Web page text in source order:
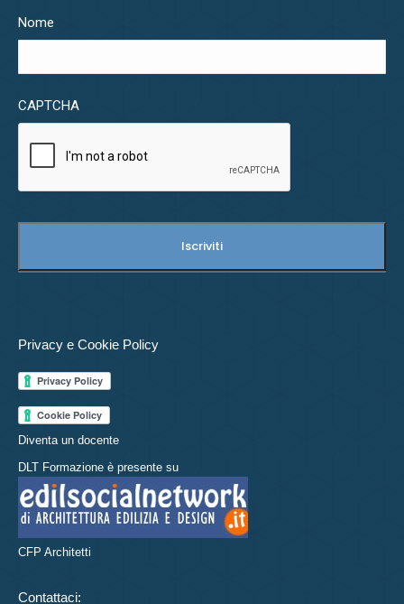
Nome
CAPTCHA
Privacy e Cookie Policy
Diventa un docente
DLT Formazione è presente su
CFP Architetti
Contattaci: